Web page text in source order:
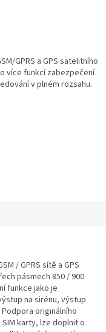
GPRS a GPS satelitního
více funkcí zabezpečení
v plném rozsahu.
/ GPRS sítě a GPS
pásmech 850 / 900
funkce jako je
na sirénu, výstup
originálního
karty, lze doplnit o